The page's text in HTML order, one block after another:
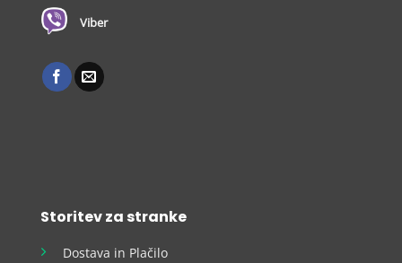
Viber
Storitev za stranke
Dostava in Plačilo